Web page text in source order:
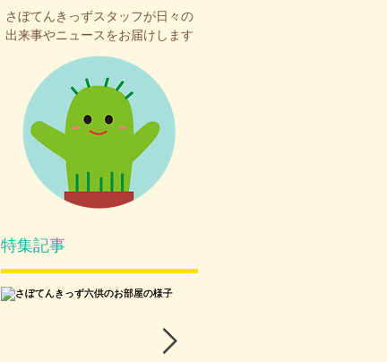
さぼてんきっずスタッフが日々の
出来事やニュースをお届けします
特集記事